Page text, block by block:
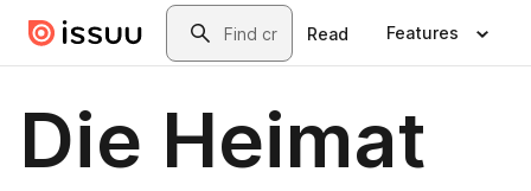
Skip to main contentSearch
Read Features
Die Heimat